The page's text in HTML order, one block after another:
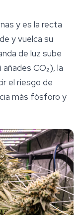
y es la recta
y vuelca su
de luz sube
CO₂), la
el riesgo de
más fósforo y